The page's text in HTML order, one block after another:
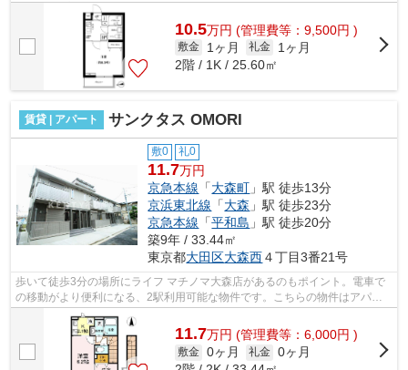
ョンタイプになります。周辺には、徒歩...
10.5万円 (管理費等：9,500円 )
敷金 1ヶ月 礼金
1ヶ月
2階 / 1K / 25.60㎡
賃貸 | アパート サンクタス OMORI
敷0 礼0
11.7万円
京急本線 「大森町 」駅 徒歩13分
京浜東北線 「大森 」駅 徒歩23分
京急本線 「平和島 」駅 徒歩20分
築9年 / 33.44㎡
東京都大田区大森西４丁目3番21号
歩いて徒歩3分の場所にライフ マチノマ大森店があるのもポイント。電車で
の移動がより便利になる、2駅利用可能な物件です。こちらの物件はアパー
トです。初期費用のカード決済ができま...
11.7万円 (管理費等：6,000円 )
敷金 0ヶ月 礼金 0ヶ月